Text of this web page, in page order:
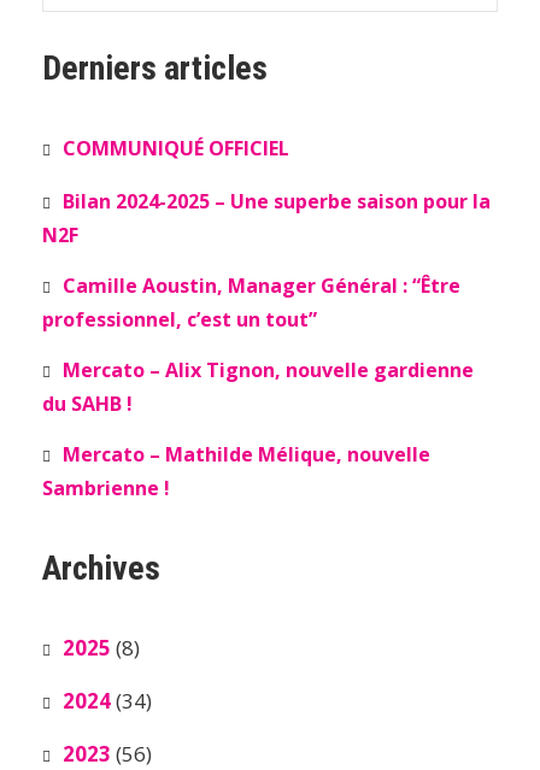
Derniers articles
COMMUNIQUÉ OFFICIEL
Bilan 2024-2025 – Une superbe saison pour la
N2F
Camille Aoustin, Manager Général : “Être
professionnel, c’est un tout”
Mercato – Alix Tignon, nouvelle gardienne
du SAHB !
Mercato – Mathilde Mélique, nouvelle
Sambrienne !
Archives
2025 (8)
2024(34)
2023 (56)